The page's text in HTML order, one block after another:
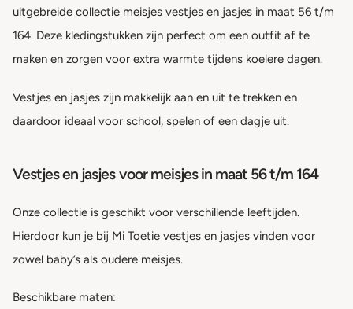
uitgebreide collectie meisjes vestjes en jasjes in maat 56 t/m
164. Deze kledingstukken zijn perfect om een outfit af te
maken en zorgen voor extra warmte tijdens koelere dagen.
Vestjes en jasjes zijn makkelijk aan en uit te trekken en
daardoor ideaal voor school, spelen of een dagje uit.
Vestjes en jasjes voor meisjes in maat 56 t/m 164
Onze collectie is geschikt voor verschillende leeftijden.
Hierdoor kun je bij Mi Toetie vestjes en jasjes vinden voor
zowel baby’s als oudere meisjes.
Beschikbare maten: